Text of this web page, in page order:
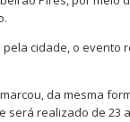
cidade, o evento
da mesma
será realizado de 23